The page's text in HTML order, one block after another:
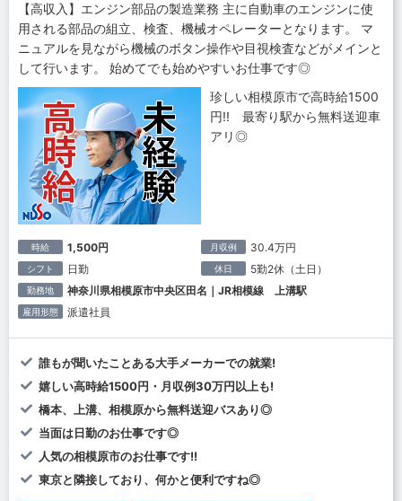
【高収入】エンジン部品の製造業務 主に自動車のエンジンに使
用される部品の組立、検査、機械オペレーターとなります。 マ
ニュアルを見ながら機械のボタン操作や目視検査などがメインと
して行います。 始めてでも始めやすいお仕事です◎
珍しい相模原市で高時給1500
円!! 最寄り駅から無料送迎車
アリ◎
時給 1,500円 月収例 30.4万円
シフト 日勤 休日 5勤2休（土日）
勤務地 神奈川県相模原市中央区田名｜JR相模線 上溝駅
雇用形態 派遣社員
誰もが聞いたことある大手メーカーでの就業!
嬉しい高時給1500円・月収例30万円以上も!
橋本、上溝、相模原から無料送迎バスあり◎
当面は日勤のお仕事です◎
人気の相模原市のお仕事です!!
東京と隣接しており、何かと便利ですね◎